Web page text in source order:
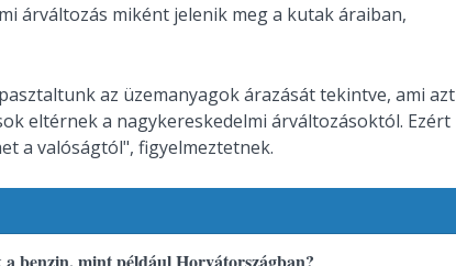
árváltozás miként jelenik meg a kutak áraiban,
az üzemanyagok árazását tekintve, ami azt
eltérnek a nagykereskedelmi árváltozásoktól. Ezért
a valóságtól", figyelmeztetnek.
benzin, mint például Horvátországban?